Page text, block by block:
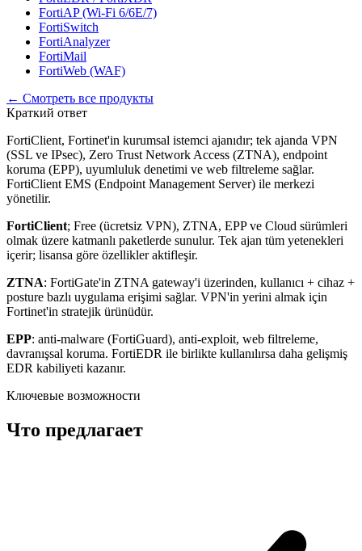
FortiAP (Wi-Fi 6/6E/7)
FortiSwitch
FortiAnalyzer
FortiMail
FortiWeb (WAF)
← Смотреть все продукты
Краткий ответ
FortiClient, Fortinet'in kurumsal istemci ajanıdır; tek ajanda VPN
(SSL ve IPsec), Zero Trust Network Access (ZTNA), endpoint
koruma (EPP), uyumluluk denetimi ve web filtreleme sağlar.
FortiClient EMS (Endpoint Management Server) ile merkezi
yönetilir.
FortiClient; Free (ücretsiz VPN), ZTNA, EPP ve Cloud sürümleri
olmak üzere katmanlı paketlerde sunulur. Tek ajan tüm yetenekleri
içerir; lisansa göre özellikler aktifleşir.
ZTNA: FortiGate'in ZTNA gateway'i üzerinden, kullanıcı + cihaz +
posture bazlı uygulama erişimi sağlar. VPN'in yerini almak için
Fortinet'in stratejik ürünüdür.
EPP: anti-malware (FortiGuard), anti-exploit, web filtreleme,
davranışsal koruma. FortiEDR ile birlikte kullanılırsa daha gelişmiş
EDR kabiliyeti kazanır.
Ключевые возможности
Что предлагает